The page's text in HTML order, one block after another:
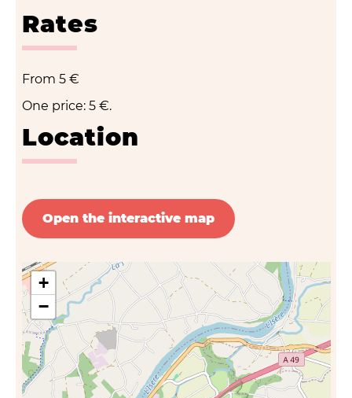
Rates
From 5 €
One price: 5 €.
Location
Open the interactive map
+
−